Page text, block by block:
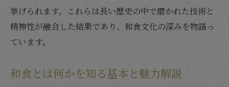
和食文化と自然素材が支える健康志向
世界が注目する和食独自の特徴に迫る
和食の特徴を象徴する盛り付けの美しさ
挙げられます。これらは長い歴史の中で磨かれた技術と
精神性が融合した結果であり、和食文化の深みを物語っ
ています。
和食とは何かを知る基本と魅力解説